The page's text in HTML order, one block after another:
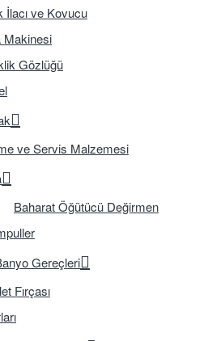
İlacı ve Kovucu
Makinesi
Gözlüğü
ve Servis Malzemesi
Baharat Öğütücü Değirmen
Gereçleri
Fırçası